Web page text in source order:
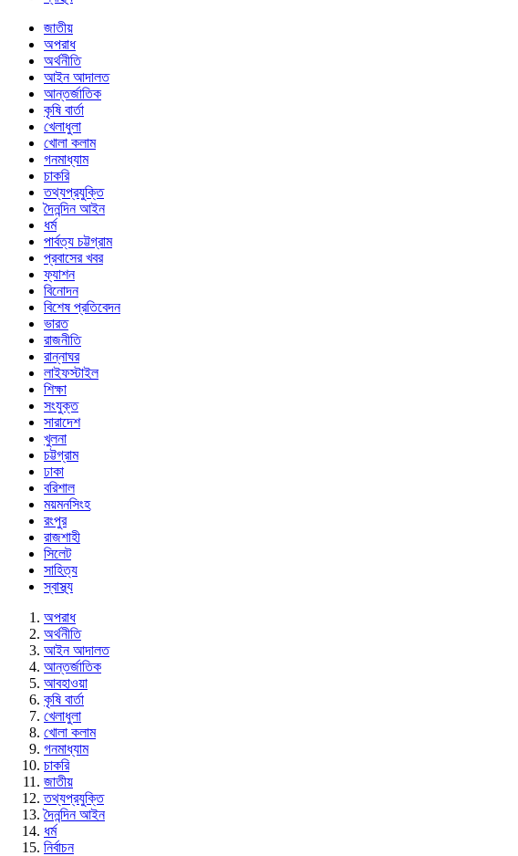
জাতীয়
অপরাধ
অর্থনীতি
আইন আদালত
আন্তর্জাতিক
কৃষি বার্তা
খেলাধুলা
খোলা কলাম
গনমাধ্যাম
চাকরি
তথ্যপ্রযুক্তি
দৈনন্দিন আইন
ধর্ম
পার্বত্য চট্টগ্রাম
প্রবাসের খবর
ফ্যাশন
বিনোদন
বিশেষ প্রতিবেদন
ভারত
রাজনীতি
রান্নাঘর
লাইফস্টাইল
শিক্ষা
সংযুক্ত
সারাদেশ
খুলনা
চট্টগ্রাম
ঢাকা
বরিশাল
ময়মনসিংহ
রংপুর
রাজশাহী
সিলেট
সাহিত্য
স্বাস্থ্য
অপরাধ
অর্থনীতি
আইন আদালত
আন্তর্জাতিক
আবহাওয়া
কৃষি বার্তা
খেলাধুলা
খোলা কলাম
গনমাধ্যাম
চাকরি
জাতীয়
তথ্যপ্রযুক্তি
দৈনন্দিন আইন
ধর্ম
নির্বাচন